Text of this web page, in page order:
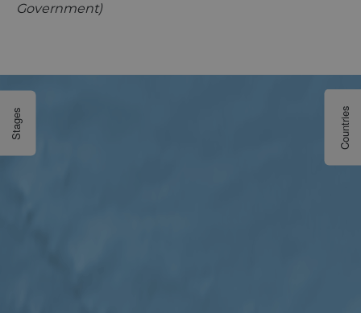
Government)
Stages Countries